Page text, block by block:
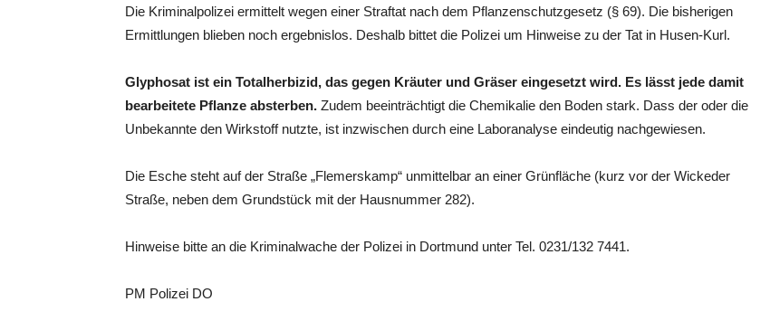
Die Kriminalpolizei ermittelt wegen einer Straftat nach dem Pflanzenschutzgesetz (§ 69). Die bisherigen
Ermittlungen blieben noch ergebnislos. Deshalb bittet die Polizei um Hinweise zu der Tat in Husen-Kurl.
Glyphosat ist ein Totalherbizid, das gegen Kräuter und Gräser eingesetzt wird. Es lässt jede damit
bearbeitete Pflanze absterben. Zudem beeinträchtigt die Chemikalie den Boden stark. Dass der oder die
Unbekannte den Wirkstoff nutzte, ist inzwischen durch eine Laboranalyse eindeutig nachgewiesen.
Die Esche steht auf der Straße „Flemerskamp“ unmittelbar an einer Grünfläche (kurz vor der Wickeder
Straße, neben dem Grundstück mit der Hausnummer 282).
Hinweise bitte an die Kriminalwache der Polizei in Dortmund unter Tel. 0231/132 7441.
PM Polizei DO